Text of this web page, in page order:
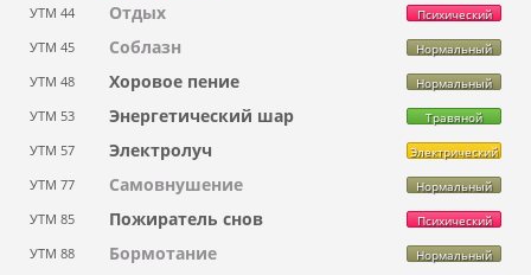
УТМ 44 Отдых Психический
УТМ 45 Соблазн Нормальный
УТМ 48 Хоровое пение Нормальный
УТМ 53 Энергетический шар Травяной
УТМ 57 Электролуч Электрический
УТМ 77 Самовнушение Нормальный
УТМ 85 Пожиратель снов Психический
УТМ 88 Бормотание Нормальный